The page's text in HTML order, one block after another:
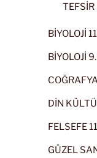
TEFSİR
BİYOLOJİ
BİYOLOJİ
DİN
FELSEFE
GÜZEL